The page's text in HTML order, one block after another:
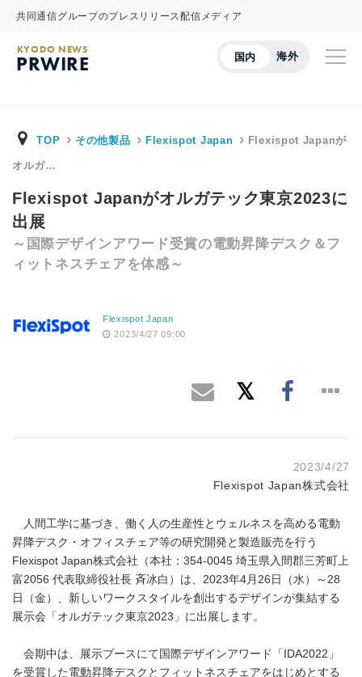
共同通信グループのプレスリリース配信メディア
国内 海外
KYODO NEWS
PRWIRE
TOP その他製品 Flexispot Japan Flexispot Japanが
オルガ…
Flexispot Japanがオルガテック東京2023に
出展
～国際デザインアワード受賞の電動昇降デスク＆フ
ィットネスチェアを体感～
Flexispot Japan
2023/4/27 09:00
2023/4/27
Flexispot Japan株式会社
人間工学に基づき、働く人の生産性とウェルネスを高める電動
昇降デスク・オフィスチェア等の研究開発と製造販売を行う
Flexispot Japan株式会社（本社：354-0045 埼玉県入間郡三芳町上
富2056 代表取締役社長 斉冰白）は、2023年4月26日（水）～28
日（金）、新しいワークスタイルを創出するデザインが集結する
展示会「オルガテック東京2023」に出展します。
会期中は、展示ブースにて国際デザインアワード「IDA2022」
を受賞した電動昇降デスクとフィットネスチェアをはじめとする